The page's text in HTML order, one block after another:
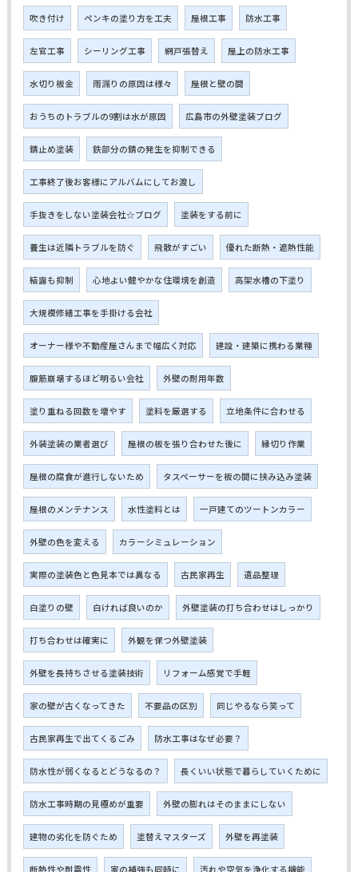
吹き付け ペンキの塗り方を工夫 屋根工事 防水工事
左官工事 シーリング工事 網戸張替え 屋上の防水工事
水切り板金 雨漏りの原因は様々 屋根と壁の間
おうちのトラブルの9割は水が原因 広島市の外壁塗装ブログ
錆止め塗装 鉄部分の錆の発生を抑制できる
工事終了後お客様にアルバムにしてお渡し
手抜きをしない塗装会社☆ブログ 塗装をする前に
養生は近隣トラブルを防ぐ 飛散がすごい 優れた断熱・遮熱性能
結露も抑制 心地よい健やかな住環境を創造 高架水槽の下塗り
大規模修繕工事を手掛ける会社
オーナー様や不動産屋さんまで幅広く対応 建設・建築に携わる業種
腹筋崩壊するほど明るい会社 外壁の耐用年数
塗り重ねる回数を増やす 塗料を厳選する 立地条件に合わせる
外装塗装の業者選び 屋根の板を張り合わせた後に 縁切り作業
屋根の腐食が進行しないため タスペーサーを板の間に挟み込み塗装
屋根のメンテナンス 水性塗料とは 一戸建てのツートンカラー
外壁の色を変える カラーシミュレーション
実際の塗装色と色見本では異なる 古民家再生 遺品整理
白塗りの壁 白ければ良いのか 外壁塗装の打ち合わせはしっかり
打ち合わせは確実に 外観を保つ外壁塗装
外壁を長持ちさせる塗装技術 リフォーム感覚で手軽
家の壁が古くなってきた 不要品の区別 同じやるなら笑って
古民家再生で出てくるごみ 防水工事はなぜ必要？
防水性が弱くなるとどうなるの？ 長くいい状態で暮らしていくために
防水工事時期の見極めが重要 外壁の膨れはそのままにしない
建物の劣化を防ぐため 塗替えマスターズ 外壁を再塗装
断熱性や耐震性 家の補強も同時に 汚れや空気を浄化する機能